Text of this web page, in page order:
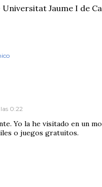
Jaume I de
0:22
Yo la he visitado en un
o juegos gratuitos.